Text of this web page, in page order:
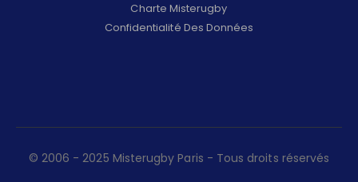
Charte Misterugby
Confidentialité Des Données
© 2006 - 2025 Misterugby Paris - Tous droits réservés